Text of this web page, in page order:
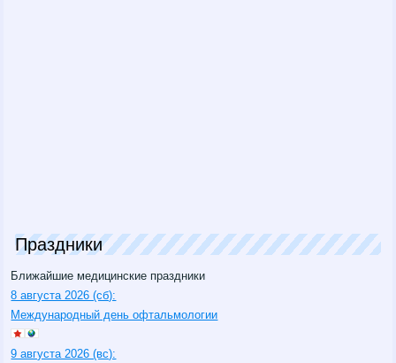
Праздники
Ближайшие медицинские праздники
8 августа 2026 (сб):
Международный день офтальмологии
9 августа 2026 (вс):